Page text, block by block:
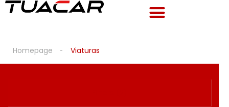
Homepage Viaturas